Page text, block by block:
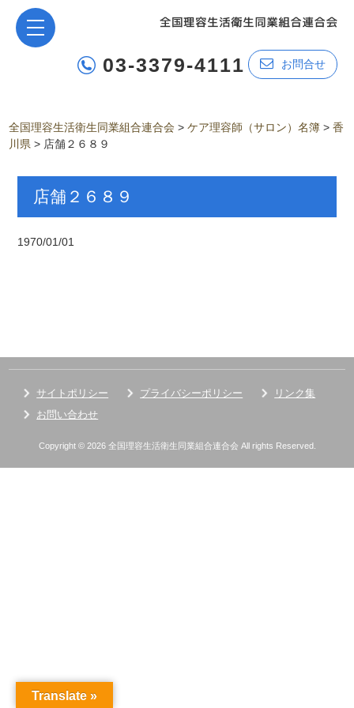
03-3379-4111 お問合せ
全国理容生活衛生同業組合連合会 >ケア理容師（サロン）名簿 >香
川県 > 店舗２６８９
店舗２６８９
1970/01/01
サイトポリシー プライバシーポリシー
リンク集
お問い合わせ
Copyright © 2026 全国理容生活衛生同業組合連合会 All rights Reserved.
Translate »